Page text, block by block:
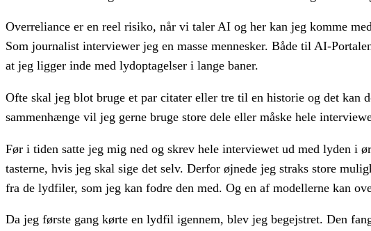
Overreliance er en reel risiko, når vi taler AI og her kan jeg komme
Som journalist interviewer jeg en masse mennesker. Både til AI-
at jeg ligger inde med lydoptagelser i lange baner.
Ofte skal jeg blot bruge et par citater eller tre til en historie og det kan
sammenhænge vil jeg gerne bruge store dele eller måske hele
Før i tiden satte jeg mig ned og skrev hele interviewet ud med lyden i
tasterne, hvis jeg skal sige det selv. Derfor øjnede jeg straks store
fra de lydfiler, som jeg kan fodre den med. Og en af modellerne kan
Da jeg første gang kørte en lydfil igennem, blev jeg begejstret. Den